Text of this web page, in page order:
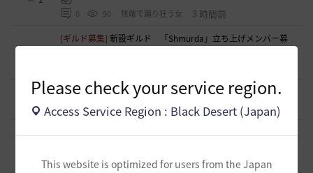
Please check your service region.
Access Service Region : Black Desert (Japan)
This website is optimized for users from the Japan
0 90 無敵で踊り狂う女 3 時間前
[ギルド募集]新設ギルド 「Shmurda」立ち上げメンバー募
[自由掲示板]デヴォレカアクセサリーの使い道
0 144 tanupon 8 時間前
1 83 浅井ジークフリード配信者 8 時間前